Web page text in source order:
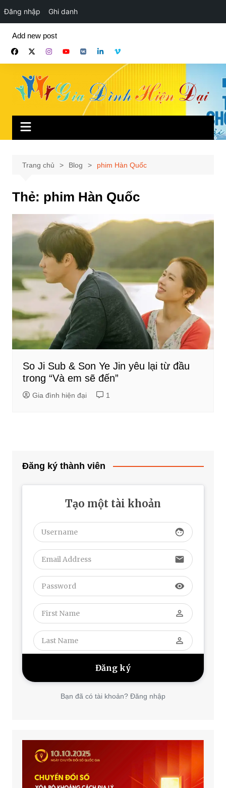
Đăng nhập Ghi danh
phần
Add new post
Trang chủ Blog phim Hàn Quốc
Thẻ: phim Hàn Quốc
So Ji Sub & Son Ye Jin yêu lại từ đầu
trong “Và em sẽ đến”
Gia đình hiện đại 1
Đăng ký thành viên
Tạo một tài khoản
face
email
visibility
perm_identity
perm_identity
Bạn đã có tài khoản? Đăng nhập